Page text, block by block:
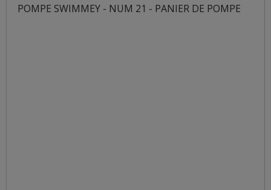
POMPE SWIMMEY - NUM 21 - PANIER DE POMPE